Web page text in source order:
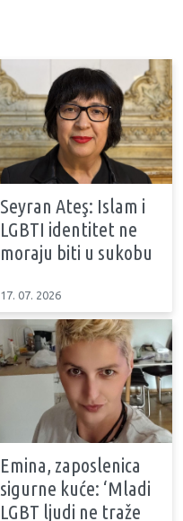
Seyran Ateş: Islam i
LGBTI identitet ne
moraju biti u sukobu
17. 07. 2026
Emina, zaposlenica
sigurne kuće: ‘Mladi
LGBT ljudi ne traže